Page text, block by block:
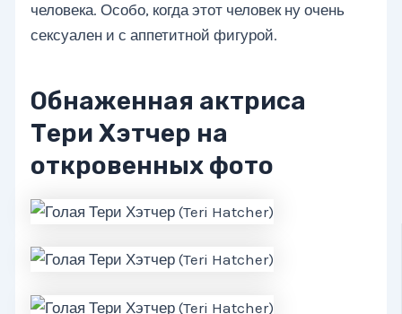
человека. Особо, когда этот человек ну очень
сексуален и с аппетитной фигурой.
Обнаженная актриса
Тери Хэтчер на
откровенных фото